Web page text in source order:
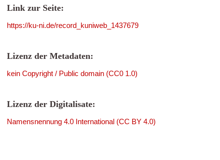
Link zur Seite:
https://ku-ni.de/record_kuniweb_1437679
Lizenz der Metadaten:
kein Copyright / Public domain (CC0 1.0)
Lizenz der Digitalisate:
Namensnennung 4.0 International (CC BY 4.0)